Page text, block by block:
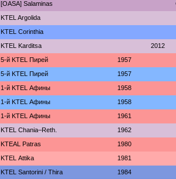
[OASA] Salaminas
KTEL Argolida
KTEL Corinthia
ΚΤΕL Karditsa 2012
5-й KTEL Пирей 1957
5-й KTEL Пирей 1957
1-й KTEL Афины 1958
1-й KTEL Афины 1958
1-й KTEL Афины 1961
KTEL Chania–Reth. 1962
KTEAL Patras 1980
KΤΕL Αttika 1981
KTEL Santorini / Thira 1984